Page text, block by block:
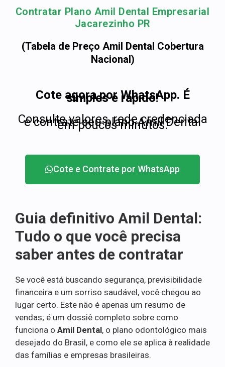
Contratar Plano Amil Dental Empresarial
Jacarezinho PR
(Tabela de Preço Amil Dental Cobertura
Nacional)
Cote agora por WhatsApp. É
simples e rápido!
Consulte valores, rede credenciada
e contrate seu plano Amil Dental
em poucos minutos.
Cote e Contrate por WhatsApp
Guia definitivo Amil Dental:
Tudo o que você precisa
saber antes de contratar
Se você está buscando segurança, previsibilidade
financeira e um sorriso saudável, você chegou ao
lugar certo. Este não é apenas um resumo de
vendas; é um dossiê completo sobre como
funciona o Amil Dental, o plano odontológico mais
desejado do Brasil, e como ele se aplica à realidade
das famílias e empresas brasileiras.